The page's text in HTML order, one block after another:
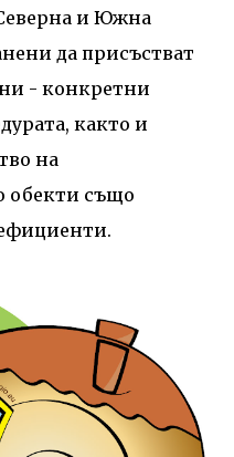
и Южна
да присъстват
- конкретни
както и
на
обекти също